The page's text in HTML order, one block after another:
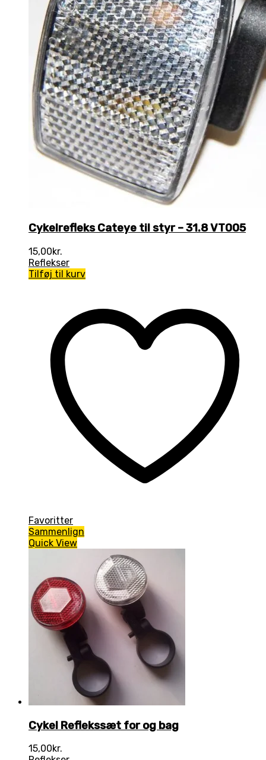
Cykelrefleks Cateye til styr – 31.8 VT005
15,00kr.
Reflekser
Tilføj til kurv
Favoritter
Sammenlign
Quick View
Cykel Reflekssæt for og bag
15,00kr.